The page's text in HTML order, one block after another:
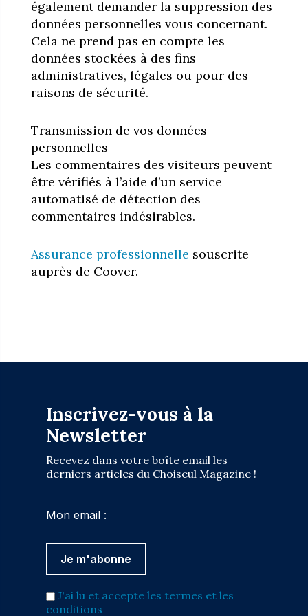
également demander la suppression des
données personnelles vous concernant.
Cela ne prend pas en compte les
données stockées à des fins
administratives, légales ou pour des
raisons de sécurité.
Transmission de vos données
personnelles
Les commentaires des visiteurs peuvent
être vérifiés à l’aide d’un service
automatisé de détection des
commentaires indésirables.
Assurance professionnelle souscrite
auprès de Coover.
Inscrivez-vous à la
Newsletter
Recevez dans votre boîte email les
derniers articles du Choiseul Magazine !
J'ai lu et accepte les termes et les
conditions